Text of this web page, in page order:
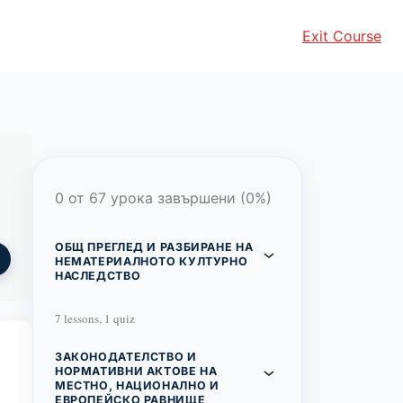
Exit Course
0 от 67 урока завършени (0%)
ОБЩ ПРЕГЛЕД И РАЗБИРАНЕ НА
НЕМАТЕРИАЛНОТО КУЛТУРНО
НАСЛЕДСТВО
7 lessons, 1 quiz
ЗАКОНОДАТЕЛСТВО И
НОРМАТИВНИ АКТОВЕ НА
МЕСТНО, НАЦИОНАЛНО И
ЕВРОПЕЙСКО РАВНИЩЕ